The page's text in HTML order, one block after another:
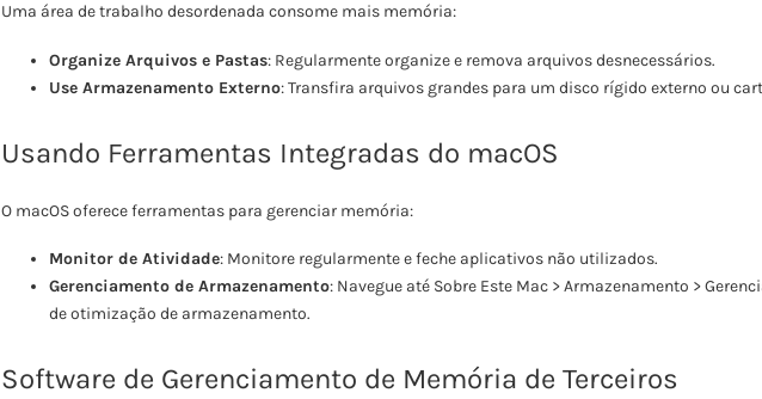
Uma área de trabalho desordenada consome mais memória:
Organize Arquivos e Pastas: Regularmente organize e remova arquivos desnecessários.
Use Armazenamento Externo: Transfira arquivos grandes para um disco rígido externo ou
Usando Ferramentas Integradas do macOS
O macOS oferece ferramentas para gerenciar memória:
Monitor de Atividade: Monitore regularmente e feche aplicativos não utilizados.
Gerenciamento de Armazenamento: Navegue até Sobre Este Mac > Armazenamento >
de otimização de armazenamento.
Software de Gerenciamento de Memória de Terceiros